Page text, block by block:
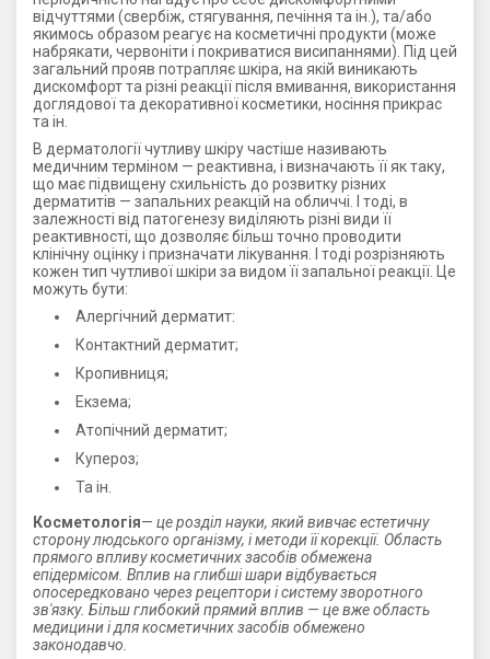
відчуттями (свербіж, стягування, печіння та ін.), та/або
якимось образом реагує на косметичні продукти (може
набрякати, червоніти і покриватися висипаннями). Під цей
загальний прояв потрапляє шкіра, на якій виникають
дискомфорт та різні реакції після вмивання, використання
доглядової та декоративної косметики, носіння прикрас
та ін.
В дерматології чутливу шкіру частіше називають
медичним терміном — реактивна, і визначають її як таку,
що має підвищену схильність до розвитку різних
дерматитів — запальних реакцій на обличчі. І тоді, в
залежності від патогенезу виділяють різні види її
реактивності, що дозволяє більш точно проводити
клінічну оцінку і призначати лікування. І тоді розрізняють
кожен тип чутливої ​​шкіри за видом її запальної реакції. Це
можуть бути:
Алергічний дерматит:
Контактний дерматит;
Кропивниця;
Екзема;
Атопічний дерматит;
Купероз;
Та ін.
Косметологія— це розділ науки, який вивчає естетичну
сторону людського організму, і методи її корекції. Область
прямого впливу косметичних засобів обмежена
епідермісом. Вплив на глибші шари відбувається
опосередковано через рецептори і систему зворотного
зв'язку. Більш глибокий прямий вплив — це вже область
медицини і для косметичних засобів обмежено
законодавчо.